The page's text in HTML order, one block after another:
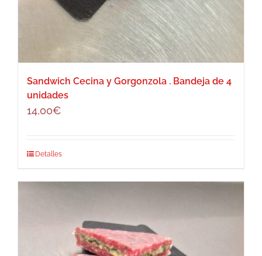
Sandwich Cecina y Gorgonzola . Bandeja de 4
unidades
14,00€
Detalles